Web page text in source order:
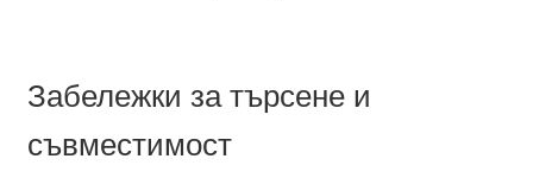
Забележки за търсене и
съвместимост